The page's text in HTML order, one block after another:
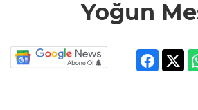
Yoğun